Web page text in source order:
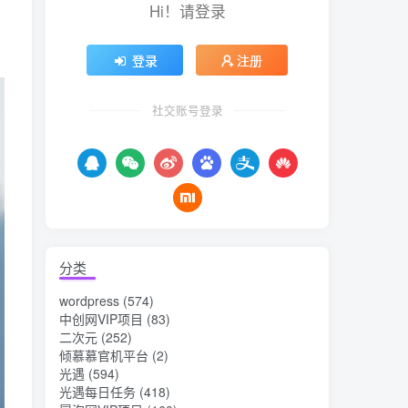
Hi！请登录
登录 注册
社交账号登录
分类
wordpress (574)
中创网VIP项目 (83)
二次元 (252)
倾慕慕官机平台 (2)
光遇 (594)
光遇每日任务 (418)